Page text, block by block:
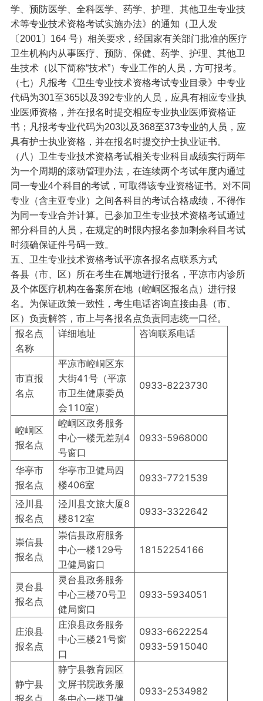
学、预防医学、全科医学、药学、护理、其他卫生专业技
术等专业技术资格考试实施办法》的通知（卫人发
〔2001〕164 号）相关要求，经国家有关部门批准的医疗
卫生机构内从事医疗、预防、保健、药学、护理、其他卫
生技术（以下简称“技术”）专业工作的人员，方可报考。
（七）凡报考《卫生专业技术资格考试专业目录》中专业
代码为301至365以及392专业的人员，应具有相应专业执
业医师资格，并在报名时提交相应专业执业医师资格证
书；凡报考专业代码为203以及368至373专业的人员，应
具有护士执业资格，并在报名时提交护士执业证书。
（八）卫生专业技术资格考试相关专业科目成绩实行两年
为一个周期的滚动管理办法，在连续两个考试年度内通过
同一专业4个科目的考试，可取得该专业资格证书。对不同
专业（含主亚专业）之间各科目的考试合格成绩，不得作
为同一专业合并计算。已参加卫生专业技术资格考试通过
部分科目的人员，在规定的时限内报名参加剩余科目考试
时须确保证件号码一致。
五、卫生专业技术资格考试平凉各报名点联系方式
各县（市、区）所在考生在属地进行报名，平凉市内诊所
及个体医疗机构在备案所在地（崆峒区报名点）进行报
名。为保证政策一致性，考生电话咨询直接由县（市、
区）负责解答，市上与各报名点负责同志统一口径。
报名点
名称
详细地址 咨询联系电话
市直报
名点
平凉市崆峒区东
大街41号（平凉
市卫生健康委员
会110室）
0933-8223730
崆峒区
报名点
崆峒区政务服务
中心一楼无差别4
号窗口
0933-5968000
华亭市
报名点
华亭市卫健局四
楼406室
0933-7721539
泾川县
报名点
泾川县文旅大厦8
楼812室
0933-3322642
崇信县
报名点
崇信县政府服务
中心一楼129号
卫健局窗口
18152254166
灵台县
报名点
灵台县政务服务
中心三楼70号卫
健局窗口
0933-5934051
庄浪县
报名点
庄浪县政务服务
中心三楼21号窗
口
0933-6622254
0933-5915040
静宁县
报名点
静宁县教育园区
文屏书院政务服
务中心一楼卫健
0933-2534982